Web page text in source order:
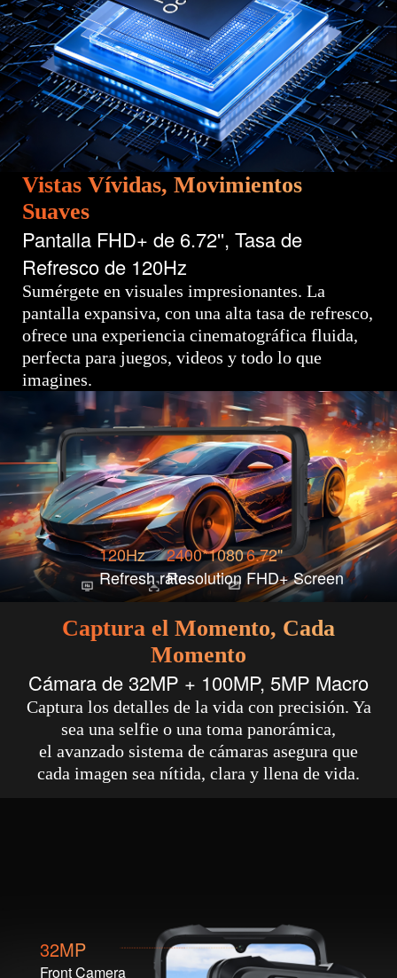
Vistas Vívidas, Movimientos
Suaves
Pantalla FHD+ de 6.72'', Tasa de
Refresco de 120Hz
Sumérgete en visuales impresionantes. La
pantalla expansiva, con una alta tasa de refresco,
ofrece una experiencia cinematográfica fluida,
perfecta para juegos, videos y todo lo que
imagines.
120Hz
Refresh rate
2400*1080
Resolution
6.72"
FHD+ Screen
Captura el Momento, Cada
Momento
Cámara de 32MP + 100MP, 5MP Macro
Captura los detalles de la vida con precisión. Ya
sea una selfie o una toma panorámica,
el avanzado sistema de cámaras asegura que
cada imagen sea nítida, clara y llena de vida.
32MP
Front Camera